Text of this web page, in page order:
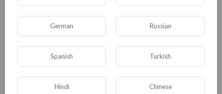
КАТЕГОРИИ
German Russian
Spanish Turkish
Hindi Chinese